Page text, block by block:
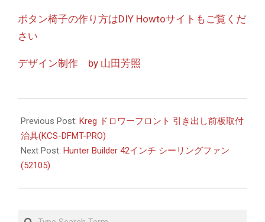
ボタン椅子の作り方はDIY Howtoサイトもご覧くだ
さい
デザイン制作 by 山田芳照
01-
20
Previous Post: Kreg ドロワーフロント 引き出し前板取付
治具(KCS-DFMT-PRO)
Next Post: Hunter Builder 42インチ シーリングファン
(52105)
Search